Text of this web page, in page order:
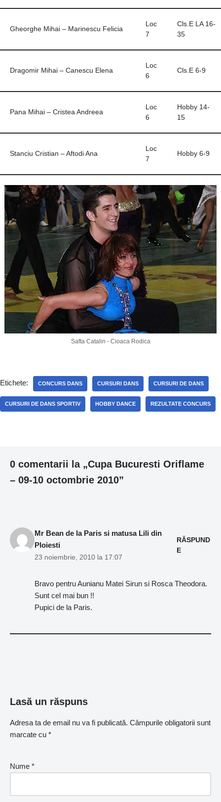
Gheorghe Mihai – Marinescu Felicia
Loc
7
Cls.E LA 16-
35
Dragomir Mihai – Canescu Elena
Loc
6
Cls.E 6-9
Pana Mihai – Cristea Andreea
Loc
6
Hobby 14-
15
Stanciu Cristian – Aftodi Ana
Loc
7
Hobby 6-9
Safta Catalin - Cioaca Rodica
Etichete: CONCURS DANS CURSURI DANS CURSURI DE DANS
CURSURI DE DANS SPORTIV HOBBY DANCE REZULTATE CONCURS
0 comentarii la „Cupa Bucuresti Oriflame
– 09-10 octombrie 2010”
Mr Bean de la Paris si matusa Lili din
Ploiesti
23 noiembrie, 2010 la 17:07
RĂSPUND
E
Bravo pentru Aunianu Matei Sirun si Rosca Theodora.
Sunt cel mai bun !!
Pupici de la Paris.
Lasă un răspuns
Adresa ta de email nu va fi publicată. Câmpurile obligatorii sunt
marcate cu *
Nume *